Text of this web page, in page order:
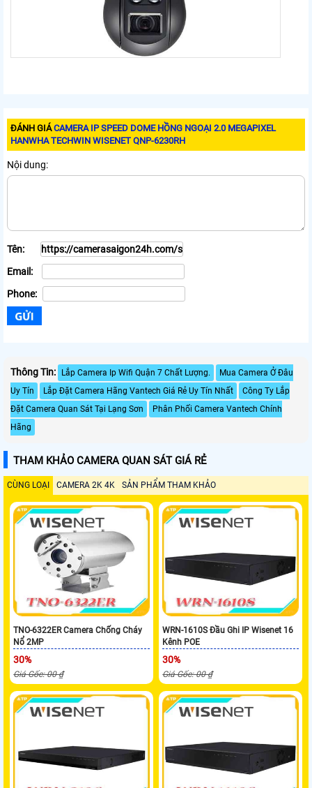
ĐÁNH GIÁCAMERA IP SPEED DOME HỒNG NGOẠI 2.0 MEGAPIXEL
HANWHA TECHWIN WISENET QNP-6230RH
Nội dung:
Tên:
Email:
Phone:
Thông Tin: Lắp Camera Ip Wifi Quận 7 Chất Lượng.
Mua Camera Ở Đâu
Uy Tín
Lắp Đặt Camera Hãng Vantech Giá Rẻ Uy Tín Nhất
Công Ty Lắp
Đặt Camera Quan Sát Tại Lạng Sơn
Phân Phối Camera Vantech Chính
Hãng
THAM KHẢO CAMERA QUAN SÁT GIÁ RẺ
CÙNG LOẠI CAMERA 2K 4K SẢN PHẨM THAM KHẢO
TNO-6322ER Camera Chống Cháy
Nổ 2MP
30%
Giá Gốc: 00 ₫
WRN-1610S Đầu Ghi IP Wisenet 16
Kênh POE
30%
Giá Gốc: 00 ₫